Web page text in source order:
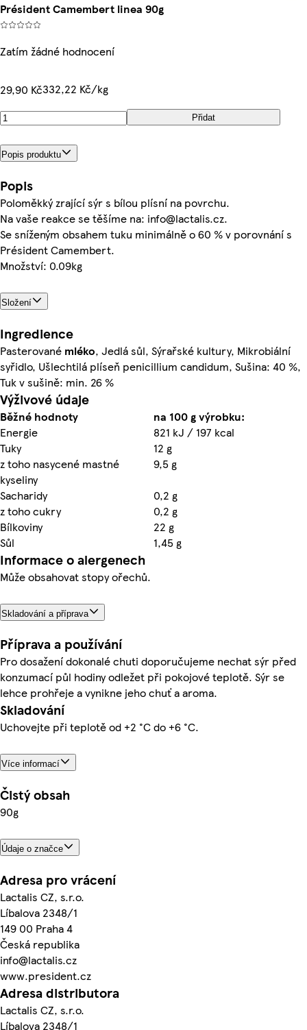
Président Camembert linea 90g
Zatím žádné hodnocení
29,90 Kč332,22 Kč/kg
Přidat
Popis produktu
Popis
Poloměkký zrající sýr s bílou plísní na povrchu.
Na vaše reakce se těšíme na: info@lactalis.cz.
Se sníženým obsahem tuku minimálně o 60 % v porovnání s
Président Camembert.
Množství: 0.09kg
Složení
Ingredience
Pasterované mléko, Jedlá sůl, Sýrařské kultury, Mikrobiální
syřidlo, Ušlechtilá plíseň penicillium candidum, Sušina: 40 %,
Tuk v sušině: min. 26 %
Výživové údaje
Běžné hodnoty
na 100 g výrobku:
Energie
821 kJ / 197 kcal
Tuky
12 g
z toho nasycené mastné
kyseliny
9,5 g
Sacharidy
0,2 g
z toho cukry
0,2 g
Bílkoviny
22 g
Sůl
1,45 g
Informace o alergenech
Může obsahovat stopy ořechů.
Skladování a příprava
Příprava a používání
Pro dosažení dokonalé chuti doporučujeme nechat sýr před
konzumací půl hodiny odležet při pokojové teplotě. Sýr se
lehce prohřeje a vynikne jeho chuť a aroma.
Skladování
Uchovejte při teplotě od +2 °C do +6 °C.
Více informací
Čistý obsah
90g
Údaje o značce
Adresa pro vrácení
Lactalis CZ, s.r.o.
Líbalova 2348/1
149 00 Praha 4
Česká republika
info@lactalis.cz
www.president.cz
Adresa distributora
Lactalis CZ, s.r.o.
Líbalova 2348/1